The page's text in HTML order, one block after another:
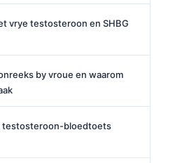
vrye testosteroon en SHBG
by vroue en waarom
testosteroon-bloedtoets